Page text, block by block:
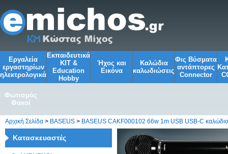
Εργαλεία
εργαστηρίων
ηλεκτρολογικά
Εκπαιδευτικά
KIT &
Education
Ηobby
Ήχος και
Εικόνα
Kαλώδια
καλωδιώσεις
Φις Βύσματα
αντάπτορες
Connector
Φωτισμός
Φακοί
Αρχική Σελίδα > BASEUS > BASEUS CAKF000102 66w 1m USB USB-C
Κατασκευαστές